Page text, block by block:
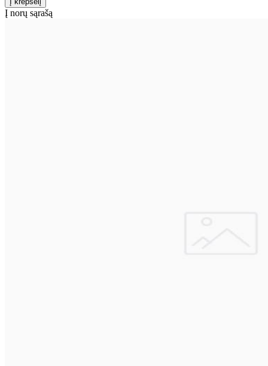
Į norų sąrašą